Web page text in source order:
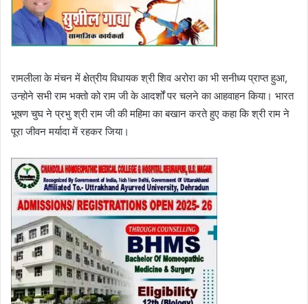
रामलीला के मंचन में क्षेत्रीय विधायक श्री शिव अरोरा का भी सनीध्य प्राप्त हुआ,
उन्होने सभी राम भक्तो को राम जी के आदर्शों पर चलने का आहवाहन किया। भारत
भूषण चुघ ने प्रभु श्री राम जी की महिमा का बखान करते हुए कहा कि श्री राम ने
पूरा जीवन मर्यादा में रहकर जिया।